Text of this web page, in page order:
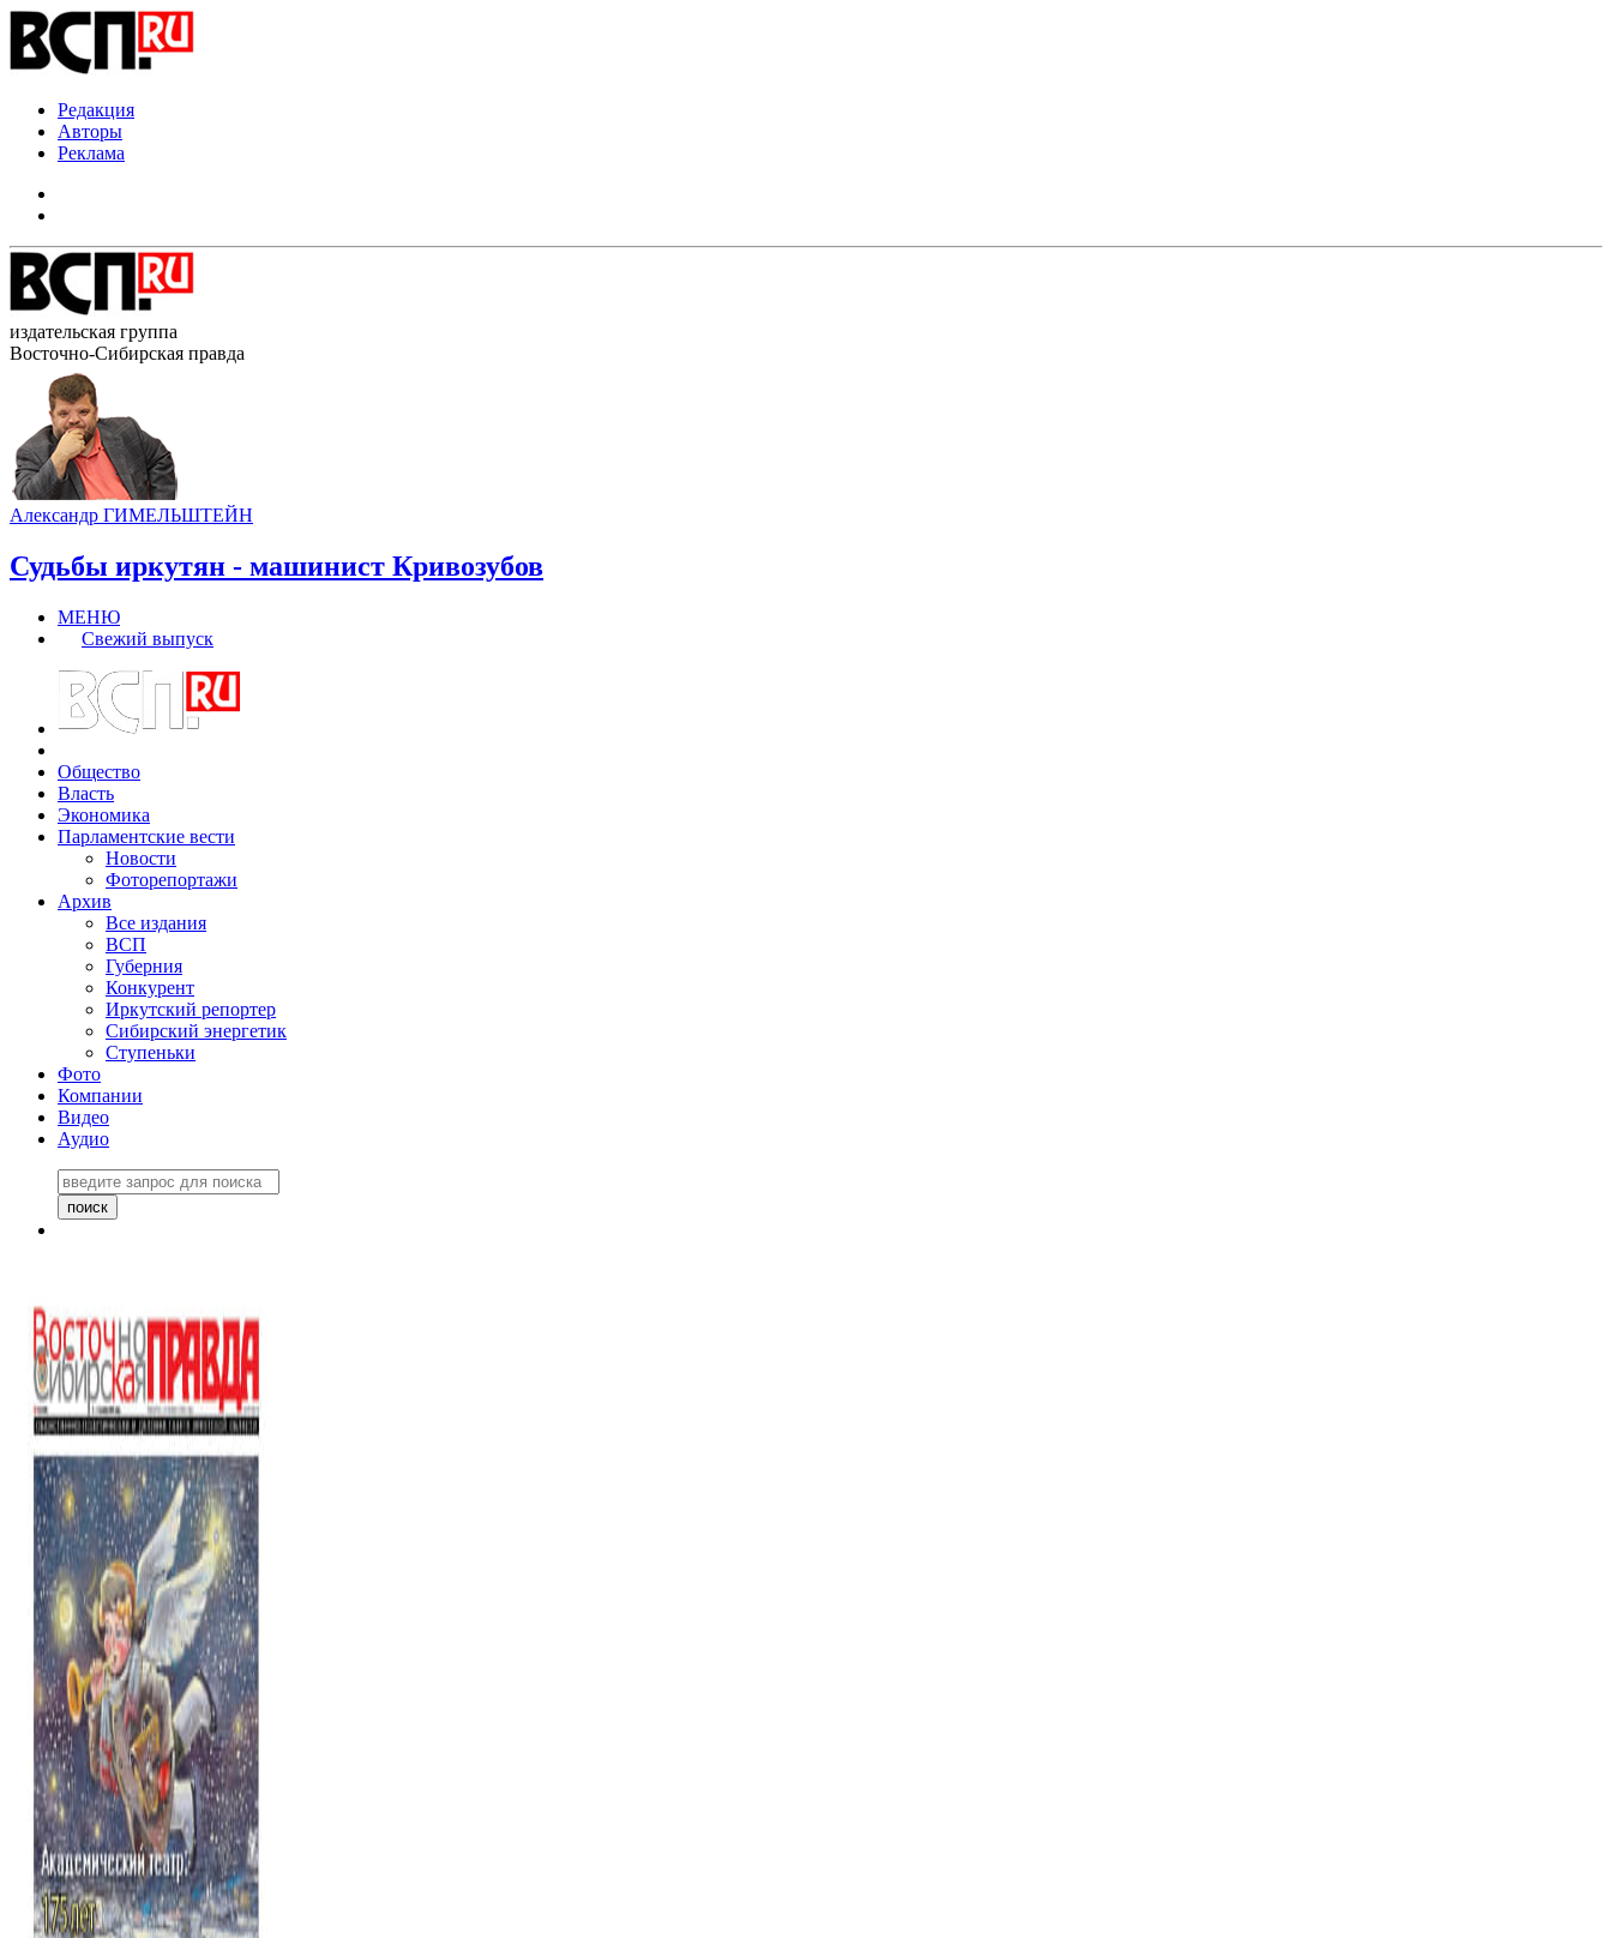
Редакция
Авторы
Реклама
издательская группа
Восточно-Сибирская правда
Александр ГИМЕЛЬШТЕЙН
Судьбы иркутян - машинист Кривозубов
МЕНЮ
Свежий выпуск
Общество
Власть
Экономика
Парламентские вести
Новости
Фоторепортажи
Архив
Все издания
ВСП
Губерния
Конкурент
Иркутский репортер
Сибирский энергетик
Ступеньки
Фото
Компании
Видео
Аудио